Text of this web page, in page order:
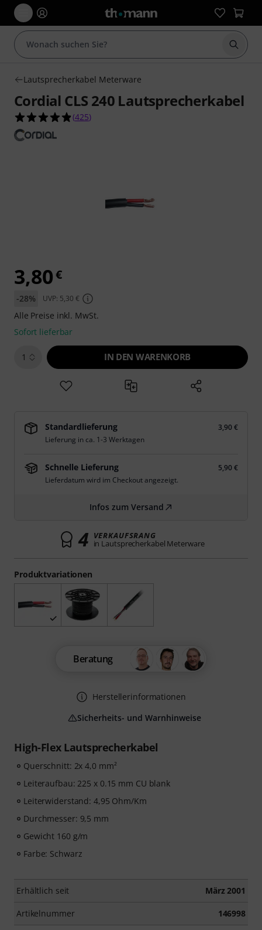
Suche
Lautsprecherkabel Meterware
Cordial CLS 240 Lautsprecherkabel
4.9 von 5 Sternen aus 425 Kundenbewertungen
(425)
High-Flex Lautsprecherkabel
Querschnitt: 2x 4,0 mm²
Leiteraufbau: 225 x 0.15 mm CU blank
Leiterwiderstand: 4,95 Ohm/Km
Durchmesser: 9,5 mm
Gewicht 160 g/m
Farbe: Schwarz
Erhältlich seit März 2001
Artikelnummer 146998
Produktvariationen
3,80€
-28% UVP: 5,30 €
Alle Preise inkl. MwSt.
Sofort lieferbar
1 IN DEN WARENKORB
Standardlieferung
3,90 €
Lieferung in ca. 1-3 Werktagen
Schnelle Lieferung
5,90 €
Lieferdatum wird im Checkout angezeigt.
Infos zum Versand
4 VERKAUFSRANG
in Lautsprecherkabel Meterware
Beratung
Herstellerinformationen
Sicherheits- und Warnhinweise